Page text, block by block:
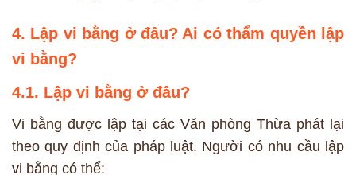
4. Lập vi bằng ở đâu? Ai có thẩm quyền lập
vi bằng?
4.1. Lập vi bằng ở đâu?
Vi bằng được lập tại các Văn phòng Thừa phát lại
theo quy định của pháp luật. Người có nhu cầu lập
vi bằng có thể: